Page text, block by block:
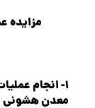
مزايده
۱- انجام